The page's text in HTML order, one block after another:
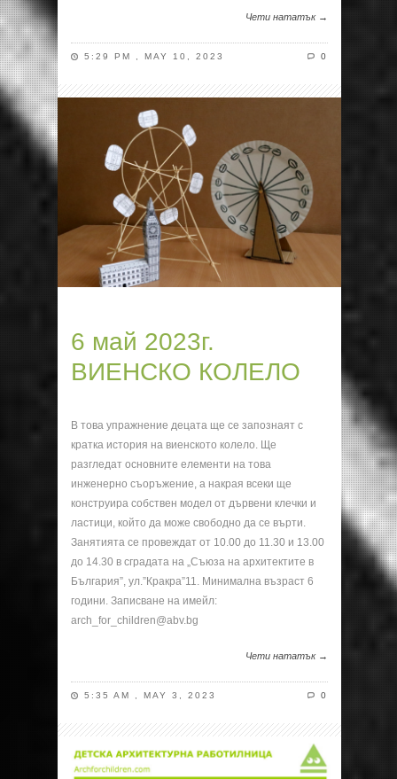
Чети нататък →
5:29 PM , MAY 10, 2023 0
6 май 2023г.
ВИЕНСКО КОЛЕЛО
В това упражнение децата ще се запознаят с
кратка история на виeнското колело. Ще
разгледат основните елементи на това
инженерно съоръжение, а накрая всеки ще
конструира собствен модел от дървени клечки и
ластици, който да може свободно да се върти.
Занятията се провеждат от 10.00 до 11.30 и 13.00
до 14.30 в сградата на „Съюза на архитектите в
България”, ул.”Кракра”11. Минимална възраст 6
години. Записване на имейл:
arch_for_children@abv.bg
Чети нататък →
5:35 AM , MAY 3, 2023 0